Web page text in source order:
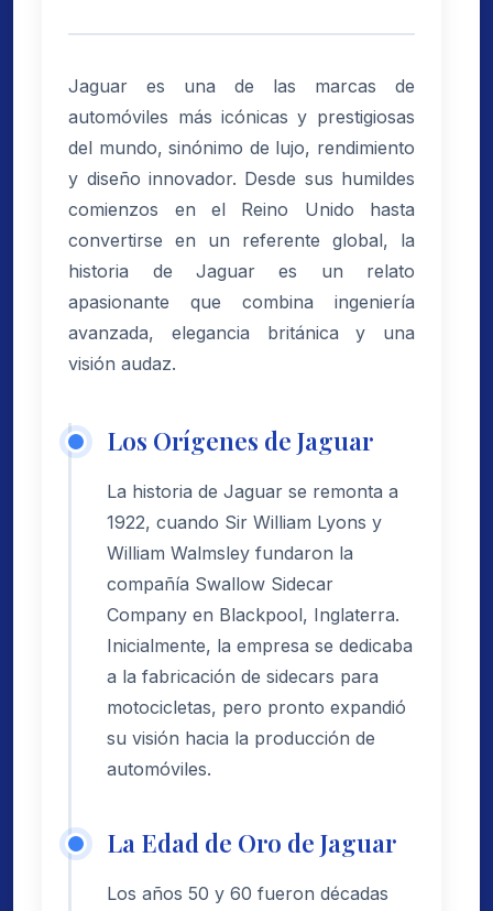
Jaguar es una de las marcas de
automóviles más icónicas y prestigiosas
del mundo, sinónimo de lujo, rendimiento
y diseño innovador. Desde sus humildes
comienzos en el Reino Unido hasta
convertirse en un referente global, la
historia de Jaguar es un relato
apasionante que combina ingeniería
avanzada, elegancia británica y una
visión audaz.
Los Orígenes de Jaguar
La historia de Jaguar se remonta a
1922, cuando Sir William Lyons y
William Walmsley fundaron la
compañía Swallow Sidecar
Company en Blackpool, Inglaterra.
Inicialmente, la empresa se dedicaba
a la fabricación de sidecars para
motocicletas, pero pronto expandió
su visión hacia la producción de
automóviles.
La Edad de Oro de Jaguar
Los años 50 y 60 fueron décadas